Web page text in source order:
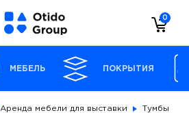
0
МЕБЕЛЬ ПОКРЫТИЯ
Аренда мебели для выставки Тумбы